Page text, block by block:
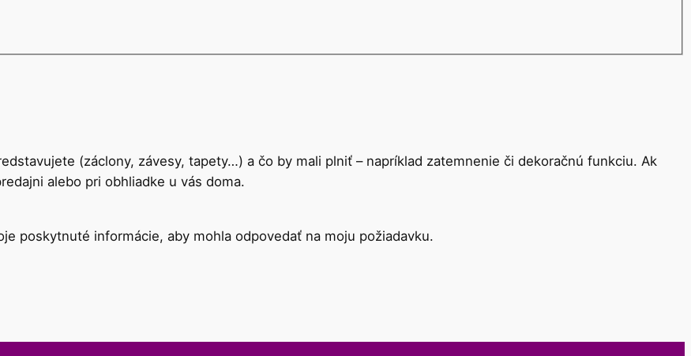
(záclony, závesy, tapety…) a čo by mali plniť – napríklad zatemnenie či dekoračnú funkciu. Ak
alebo pri obhliadke u vás doma.
poskytnuté informácie, aby mohla odpovedať na moju požiadavku.